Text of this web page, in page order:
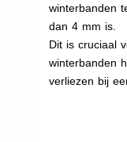
winterbanden
dan 4 mm is.
Dit is cruciaal
winterbanden
verliezen bij